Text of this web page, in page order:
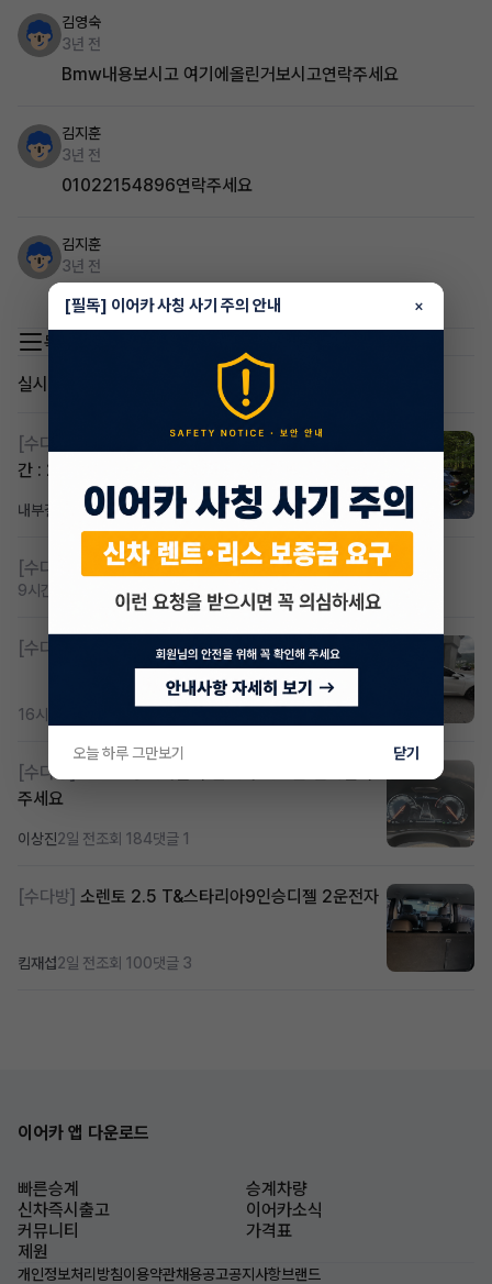
김영숙
3년 전
Bmw내용보시고 여기에올린거보시고연락주세요
김지훈
3년 전
01022154896연락주세요
김지훈
3년 전
아반떼cn7하이브리드 있습니다 월52 연1.5만k 입니다
목록 이동
실시간 인기글
[수다방]
스포티지하이브리드 승계합니다(잔여렌트기
간 : 26개월)
내부결재 3시간 전조회 811 댓글 1
[수다방] 저신용 무심사 or 신차 렌트 찾으시는분!!
9시간 전 조회 419댓글 2
[수다방] K8 하이브리드 (풀옵션) 758,780원
16시간 전
[수다방]
주세요
이상진2일 전조회 184댓글 1
[수다방] 소렌토 2.5 T&스타리아9인승디젤 2운전자
킴재섭2일 전조회 100댓글 3
이어카 앱 다운로드
빠른승계
승계차량
신차즉시출고
이어카소식
커뮤니티
가격표
제원
개인정보처리방침이용약관채용공고공지사항브랜드
[필독] 이어카 사칭 사기 주의 안내 ×
오늘 하루 그만보기 닫기